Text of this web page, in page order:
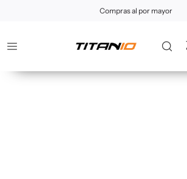
Compras al por mayor